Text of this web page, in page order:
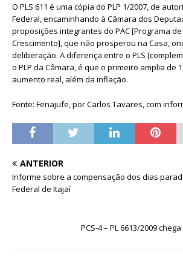
O PLS 611 é uma cópia do PLP 1/2007, de
Federal, encaminhando à Câmara dos
proposições integrantes do PAC [Programa
Crescimento], que não prosperou na Casa,
deliberação. A diferença entre o PLS
o PLP da Câmara, é que o primeiro amplia de
aumento real, além da inflação.
Fonte: Fenajufe, por Carlos Tavares, com
ANTERIOR
Informe sobre a compensação dos dias
Federal de Itajaí
PCS-4 – PL 6613/2009